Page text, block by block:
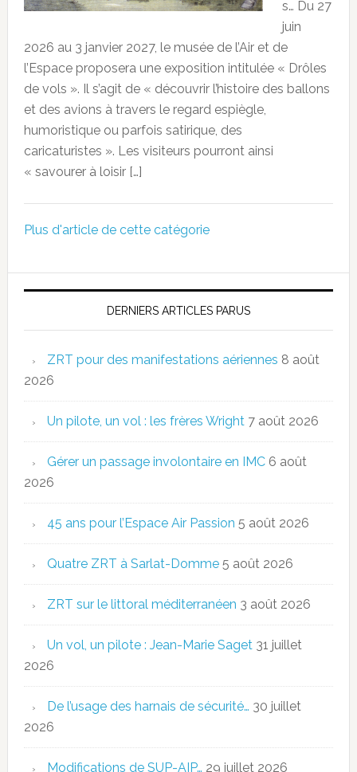
s… Du 27
juin
2026 au 3 janvier 2027, le musée de l’Air et de
l’Espace proposera une exposition intitulée « Drôles
de vols ». Il s’agit de « découvrir l’histoire des ballons
et des avions à travers le regard espiègle,
humoristique ou parfois satirique, des
caricaturistes ». Les visiteurs pourront ainsi
« savourer à loisir […]
Plus d'article de cette catégorie
DERNIERS ARTICLES PARUS
ZRT pour des manifestations aériennes 8 août
2026
Un pilote, un vol : les frères Wright 7 août 2026
Gérer un passage involontaire en IMC 6 août
2026
45 ans pour l’Espace Air Passion 5 août 2026
Quatre ZRT à Sarlat-Domme 5 août 2026
ZRT sur le littoral méditerranéen 3 août 2026
Un vol, un pilote : Jean-Marie Saget 31 juillet
2026
De l’usage des harnais de sécurité… 30 juillet
2026
Modifications de SUP-AIP… 29 juillet 2026